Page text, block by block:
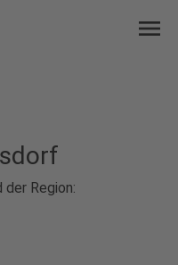
menu
Region: